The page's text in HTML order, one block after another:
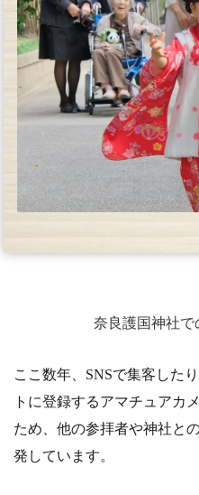
奈良護国神社で
ここ数年、SNSで集客した
トに登録するアマチュアカ
ため、他の参拝者や神社と
発しています。